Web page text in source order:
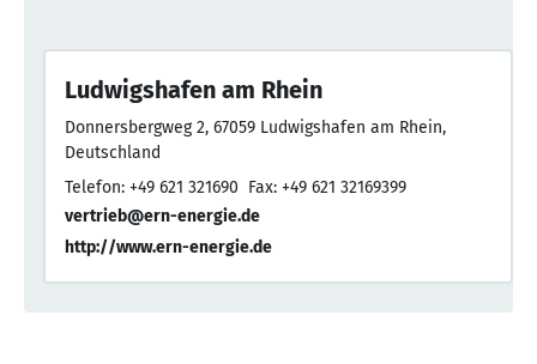
Ludwigshafen am Rhein
Donnersbergweg 2, 67059 Ludwigshafen am Rhein,
Deutschland
Telefon: +49 621 321690 Fax: +49 621 32169399
vertrieb@ern-energie.de
http://www.ern-energie.de